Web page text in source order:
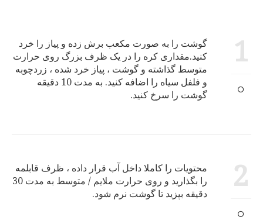
1
گوشت را به صورت مکعب برش زده و پیاز را خرد
کنید.مقداری کره را در یک ظرف بزرگ روی حرارت
متوسط گذاشته و گوشت ، پیاز خرد شده ، زردچوبه
و فلفل سیاه را اضافه کنید. به مدت 10 دقیقه
گوشت را سرخ کنید.
2
محتویات را کاملا داخل آب قرار داده ، ظرف قابلمه
را بگذارید و روی حرارت ملایم / متوسط به مدت 30
دقیقه بپزید تا گوشت نرم شود.